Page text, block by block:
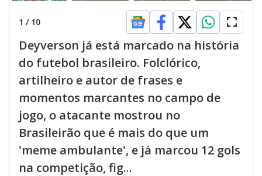
1 / 10
Deyverson já está marcado na história
do futebol brasileiro. Folclórico,
artilheiro e autor de frases e
momentos marcantes no campo de
jogo, o atacante mostrou no
Brasileirão que é mais do que um
'meme ambulante', e já marcou 12 gols
na competição, fig...